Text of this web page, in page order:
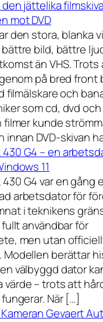
den jättelika
mot DVD
den stora, blanka
bild, bättre
än VHS.
på bred front
filmälskare och
som cd, dvd och
filmer kunde
innan DVD-skivan
430 G4 – en
11
430 G4 var en gång
arbetsdator för
i teknikens
användbar för
men utan
Modellen berättar
välbyggd dator
värde – trots att
När […]
Gevaert